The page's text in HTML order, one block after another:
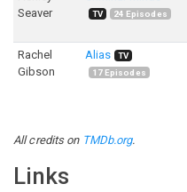
Seaver
TV 24 Episodes
Rachel
Gibson
Alias
TV
17Episodes
All credits on TMDb.org.
Links